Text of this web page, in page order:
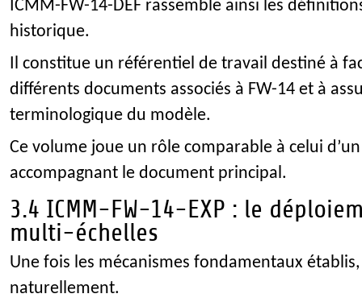
ICMM-FW-14-DEF rassemble ainsi les
historique.
Il constitue un référentiel de travail destiné à
différents documents associés à FW-14 et à
terminologique du modèle.
Ce volume joue un rôle comparable à celui
accompagnant le document principal.
3.4 ICMM-FW-14-EXP : le
multi-échelles
Une fois les mécanismes fondamentaux
naturellement.